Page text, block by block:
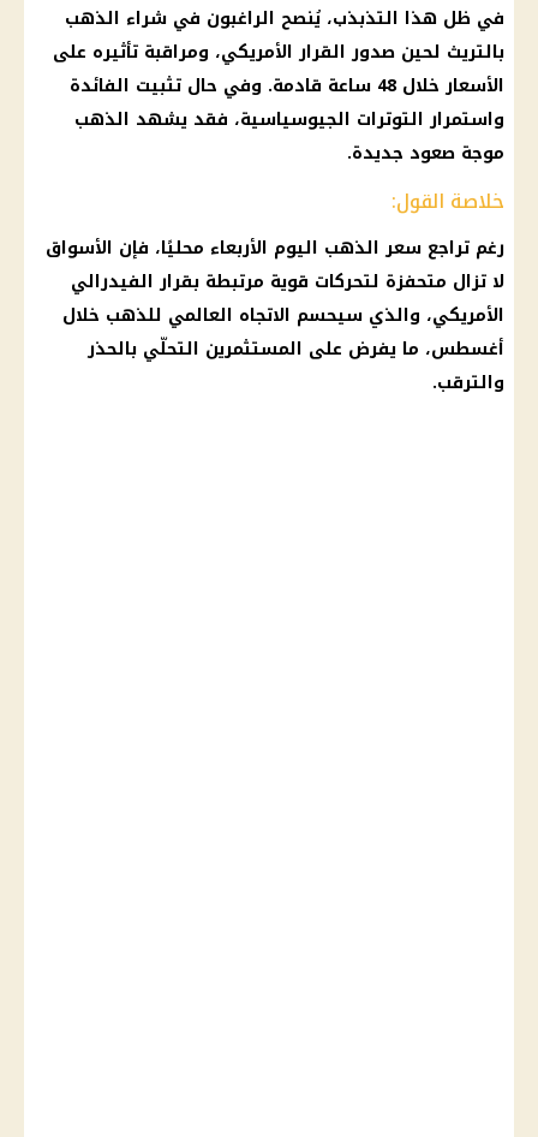
في ظل هذا التذبذب، يُنصح الراغبون في شراء الذهب
بالتريث لحين صدور القرار الأمريكي، ومراقبة تأثيره على
الأسعار
خلال 48 ساعة قادمة. وفي حال تثبيت الفائدة
واستمرار التوترات الجيوسياسية، فقد يشهد الذهب
موجة صعود جديدة.
خلاصة القول:
رغم تراجع سعر الذهب اليوم الأربعاء محليًا، فإن الأسواق
لا تزال متحفزة لتحركات قوية مرتبطة بقرار الفيدرالي
الأمريكي، والذي سيحسم الاتجاه العالمي للذهب خلال
أغسطس، ما يفرض على المستثمرين التحلّي بالحذر
والترقب.